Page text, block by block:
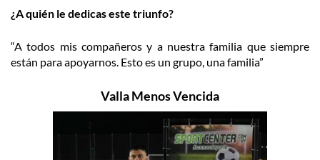
¿A quién le dedicas este triunfo?
“A todos mis compañeros y a nuestra familia que siempre
están para apoyarnos. Esto es un grupo, una familia”
Valla Menos Vencida